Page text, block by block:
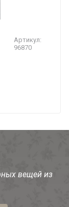
Артикул:
96870
вещей из